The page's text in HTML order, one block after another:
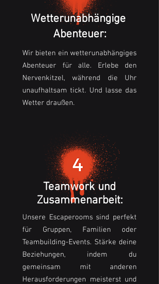
Wetterunabhängige
Abenteuer:
Wir bieten ein wetterunabhängiges
Abenteuer für alle. Erlebe den
Nervenkitzel, während die Uhr
unaufhaltsam tickt. Und lasse das
Wetter draußen.
Unsere Escaperooms sind perfekt
für Gruppen, Familien oder
Teambuilding-Events. Stärke deine
Beziehungen, indem du
gemeinsam mit anderen
Herausforderungen meisterst und
Teamwork und
Zusammenarbeit: